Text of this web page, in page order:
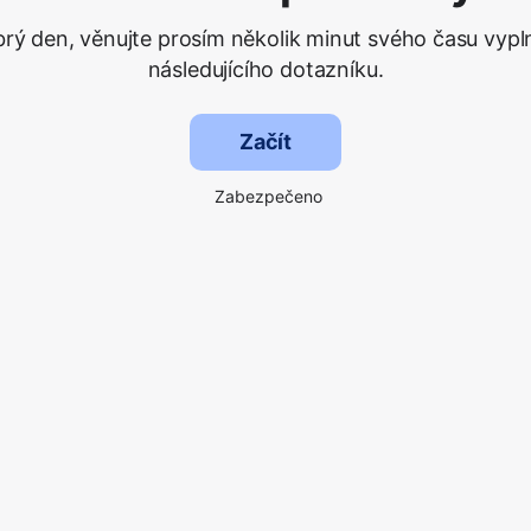
den, věnujte prosím několik minut svého času
následujícího dotazníku.
Začít
Zabezpečeno